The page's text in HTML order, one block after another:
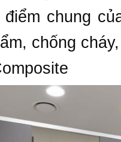
chung
chống